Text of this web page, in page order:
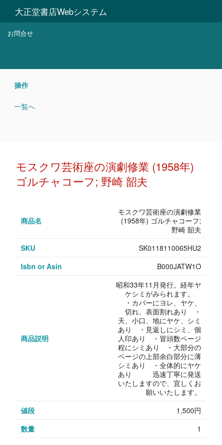
大正堂書店Webシステム
お問合せ
操作
一覧へ
モスクワ芸術座の演劇修業 (1958年)
ゴルチャコーフ; 野崎 韶夫
商品名
モスクワ芸術座の演劇修業
(1958年) ゴルチャコーフ;
野崎 韶夫
SKU
SK0118110065HU2
Isbn or Asin
B000JATW1O
商品説明
昭和33年11月発行。経年ヤ
ケシミがみられます。
・カバーにヨレ、ヤケ、
切れ、表面割れあり ・
天、小口、地にヤケ、シミ
あり ・見返しにシミ、個
人印あり ・冒頭数ページ
程にシミあり ・大部分の
ページの上部余白部分に薄
シミあり ・全体的にヤケ
あり 迅速丁寧に発送
いたしますので、宜しくお
願いいたします。
値段
1,500円
数量
1